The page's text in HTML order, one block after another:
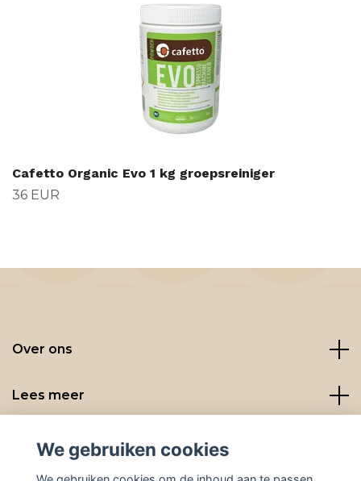
Cafetto Organic Evo 1 kg groepsreiniger
36 EUR
Over ons
Lees meer
Social media
We gebruiken cookies